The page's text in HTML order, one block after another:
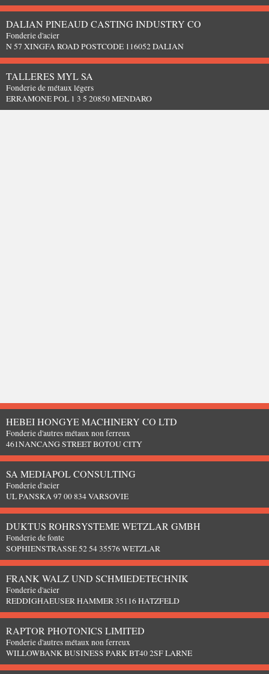
DALIAN PINEAUD CASTING INDUSTRY CO
Fonderie d'acier
N 57 XINGFA ROAD POSTCODE 116052 DALIAN
TALLERES MYL SA
Fonderie de métaux légers
ERRAMONE POL 1 3 5 20850 MENDARO
HEBEI HONGYE MACHINERY CO LTD
Fonderie d'autres métaux non ferreux
461NANCANG STREET BOTOU CITY
SA MEDIAPOL CONSULTING
Fonderie d'acier
UL PANSKA 97 00 834 VARSOVIE
DUKTUS ROHRSYSTEME WETZLAR GMBH
Fonderie de fonte
SOPHIENSTRASSE 52 54 35576 WETZLAR
FRANK WALZ UND SCHMIEDETECHNIK
Fonderie d'acier
REDDIGHAEUSER HAMMER 35116 HATZFELD
RAPTOR PHOTONICS LIMITED
Fonderie d'autres métaux non ferreux
WILLOWBANK BUSINESS PARK BT40 2SF LARNE